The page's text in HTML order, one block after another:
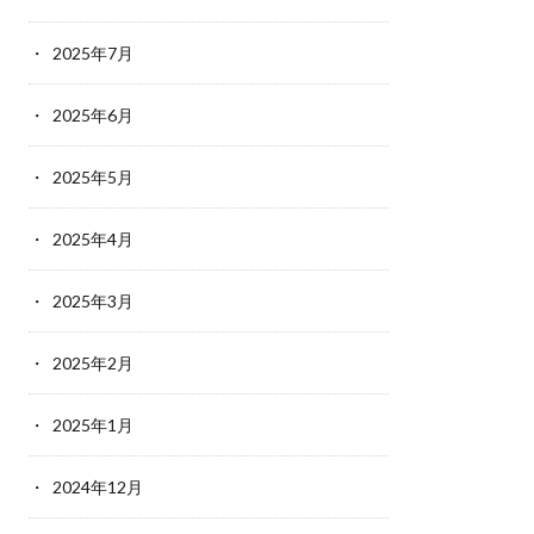
2025年7月
2025年6月
2025年5月
2025年4月
2025年3月
2025年2月
2025年1月
2024年12月